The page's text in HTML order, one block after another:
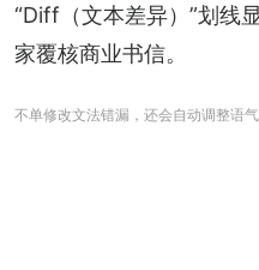
“Diff（文本差异）”划线
家覆核商业书信。
不单修改文法错漏，还会自动调整语